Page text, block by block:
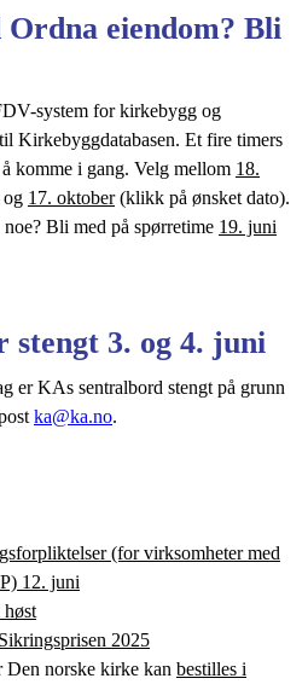
eiendom? Bli
system for kirkebygg og
Kirkebyggdatabasen. Et fire timers
komme i gang. Velg mellom 18.
og 17. oktober(klikk på ønsket dato).
Bli med på spørretime 19. juni
stengt 3. og 4. juni
er KAs sentralbord stengt på grunn
ka@ka.no.
(for virksomheter med
12. juni
2025
norske kirke kan bestilles i